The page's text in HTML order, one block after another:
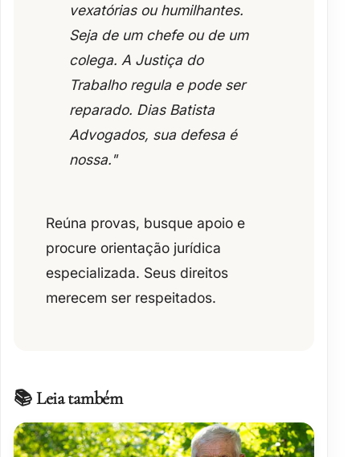
vexatórias ou humilhantes.
Seja de um chefe ou de um
colega. A Justiça do
Trabalho regula e pode ser
reparado. Dias Batista
Advogados, sua defesa é
nossa."
Reúna provas, busque apoio e
procure orientação jurídica
especializada. Seus direitos
merecem ser respeitados.
📚 Leia também